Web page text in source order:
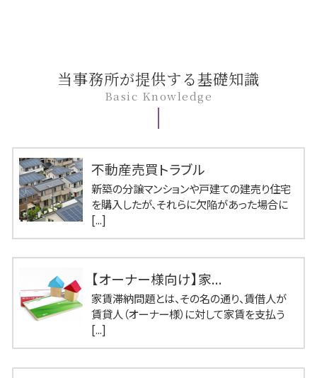
当事務所が提供する基礎知識
Basic Knowledge
不動産売買トラブル
新築の分譲マンションや戸建ての建売り住宅
を購入したが、それらに欠陥があった場合に
[...]
【オーナー様向け】家...
家賃滞納問題とは、その名の通り、賃借人が
賃貸人（オーナー様）に対して家賃を支払う
[...]